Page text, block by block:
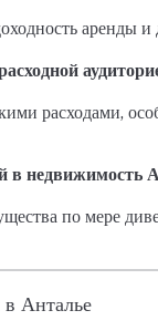
аренды
расходами,
в недвижимость
по мере
Анталье